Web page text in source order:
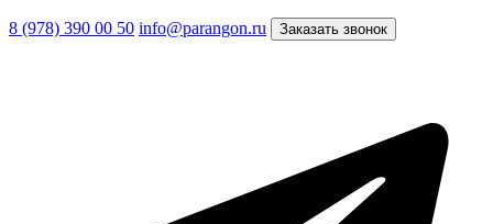
8 (978) 390 00 50 info@parangon.ru Заказать звонок